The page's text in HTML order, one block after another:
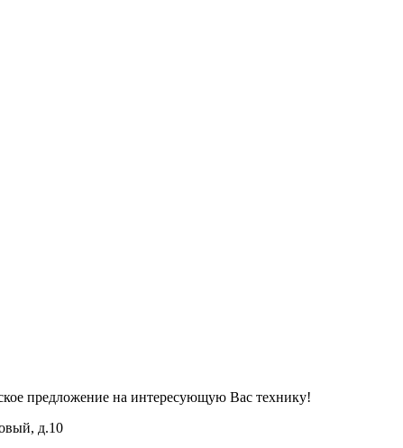
предложение на интересующую Вас технику!
д.10